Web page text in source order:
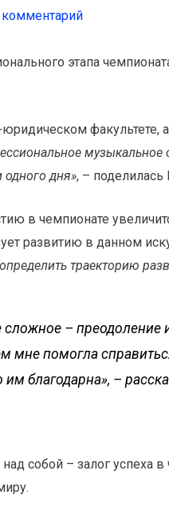
комментарий
этапа
факультете,
одного дня», – поделилась
в чемпионате
развитию в данном
траекторию
сложное –
мне помогла
им благодарна», –
собой – залог